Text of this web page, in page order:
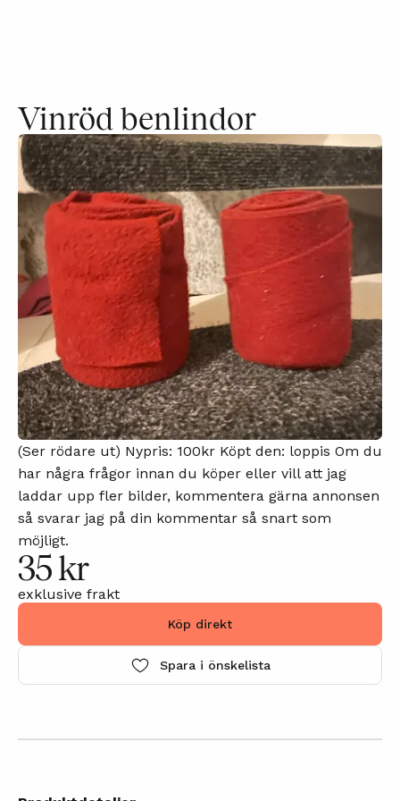
Vinröd benlindor
(Ser rödare ut) Nypris: 100kr Köpt den: loppis Om du
har några frågor innan du köper eller vill att jag
laddar upp fler bilder, kommentera gärna annonsen
så svarar jag på din kommentar så snart som
möjligt.
35 kr
exklusive frakt
Köp direkt
Spara i önskelista